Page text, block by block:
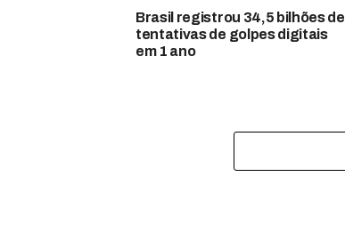
Brasil registrou 34,5 bilhões de
tentativas de golpes digitais
em 1 ano